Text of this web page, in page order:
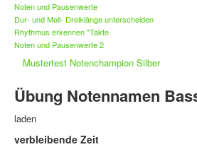
Noten und Pausenwerte
Dur- und Moll- Dreiklänge unterscheiden
Rhythmus erkennen "Takte
Noten und Pausenwerte 2
Mustertest Notenchampion Silber
Übung Notennamen
laden
verbleibende Zeit